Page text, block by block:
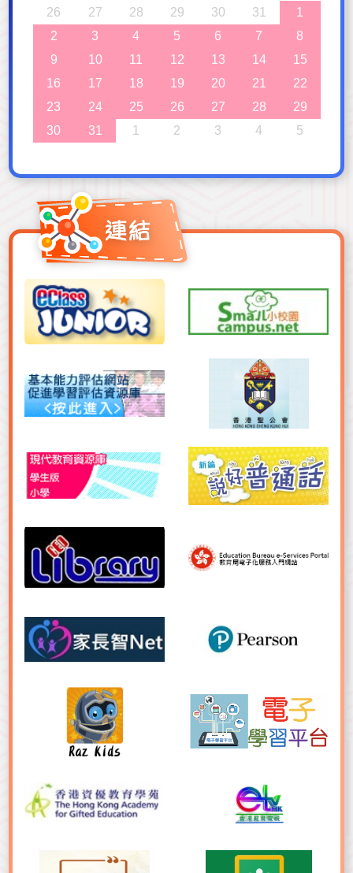
26
27 28 29 30 31
1
2
3 4 5 6 7
8
9
10 11 12 13 14
15
16
17 18 19 20 21
22
23
24 25 26 27 28
29
30
31 1 2 3 4 5